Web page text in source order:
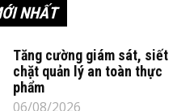
NHẤT
Tăng cường giám sát, siết
chặt quản lý an toàn thực
phẩm
06/08/2026